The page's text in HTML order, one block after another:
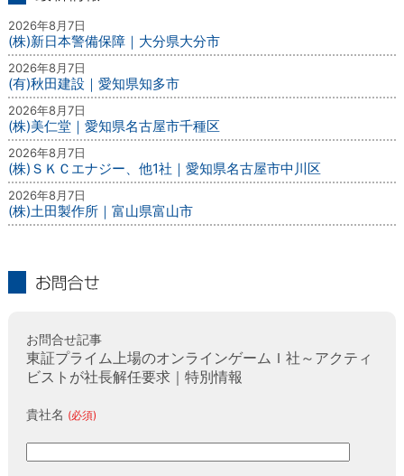
2026年8月7日
(株)新日本警備保障｜大分県大分市
2026年8月7日
(有)秋田建設｜愛知県知多市
2026年8月7日
(株)美仁堂｜愛知県名古屋市千種区
2026年8月7日
(株)ＳＫＣエナジー、他1社｜愛知県名古屋市中川区
2026年8月7日
(株)土田製作所｜富山県富山市
お問合せ記事
東証プライム上場のオンラインゲームＩ社～アクティ
ビストが社長解任要求｜特別情報
貴社名 (必須)